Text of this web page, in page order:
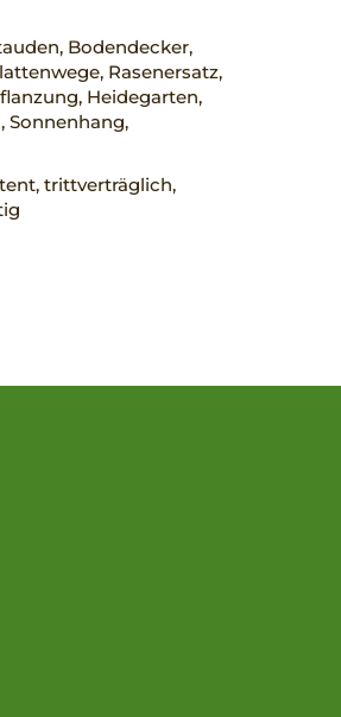
Bodendecker,
Rasenersatz,
Heidegarten,
Sonnenhang,
trittverträglich,